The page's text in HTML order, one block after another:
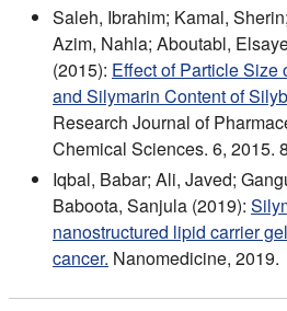
Saleh, Ibrahim; Kamal,
Azim, Nahla; Aboutabl,
(2015): Effect of Particle Size
and Silymarin Content of
Research Journal of
Chemical Sciences. 6, 2015.
Iqbal, Babar; Ali, Javed;
Baboota, Sanjula (2019):
nanostructured lipid carrier
cancer. Nanomedicine, 2019.